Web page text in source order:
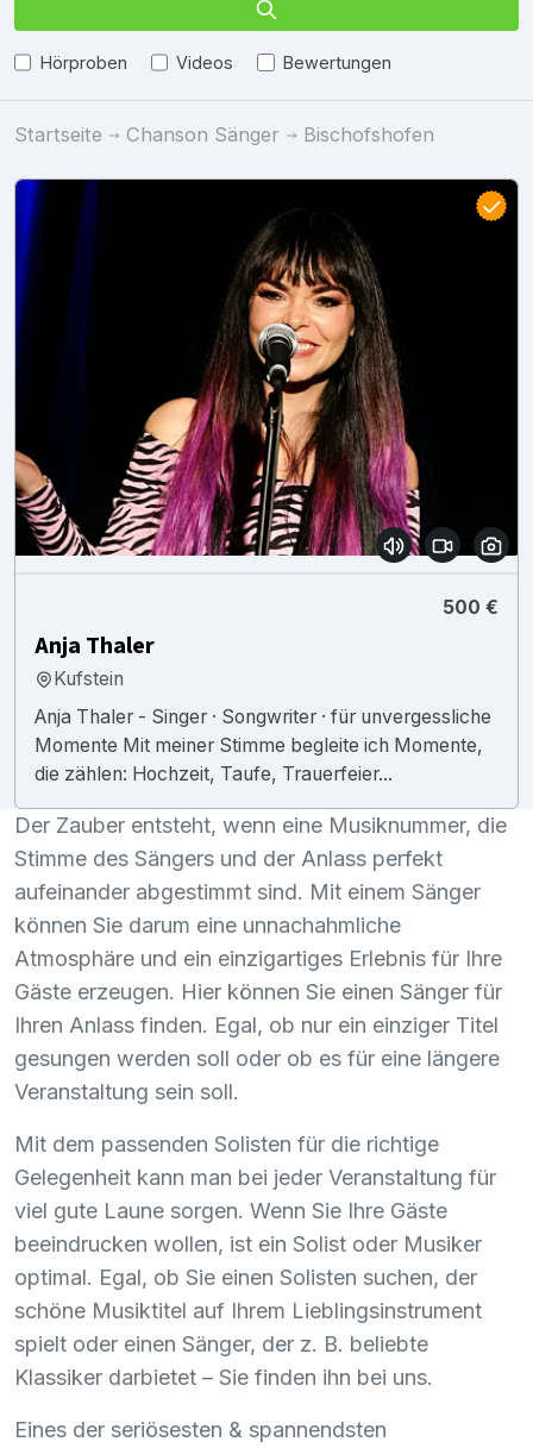
Hörproben Videos Bewertungen
Startseite Chanson Sänger Bischofshofen
500 €
Anja Thaler
Kufstein
Anja Thaler - Singer · Songwriter · für unvergessliche
Momente Mit meiner Stimme begleite ich Momente,
die zählen: Hochzeit, Taufe, Trauerfeier...
Der Zauber entsteht, wenn eine Musiknummer, die
Stimme des Sängers und der Anlass perfekt
aufeinander abgestimmt sind. Mit einem Sänger
können Sie darum eine unnachahmliche
Atmosphäre und ein einzigartiges Erlebnis für Ihre
Gäste erzeugen. Hier können Sie einen Sänger für
Ihren Anlass finden. Egal, ob nur ein einziger Titel
gesungen werden soll oder ob es für eine längere
Veranstaltung sein soll.
Mit dem passenden Solisten für die richtige
Gelegenheit kann man bei jeder Veranstaltung für
viel gute Laune sorgen. Wenn Sie Ihre Gäste
beeindrucken wollen, ist ein Solist oder Musiker
optimal. Egal, ob Sie einen Solisten suchen, der
schöne Musiktitel auf Ihrem Lieblingsinstrument
spielt oder einen Sänger, der z. B. beliebte
Klassiker darbietet – Sie finden ihn bei uns.
Eines der seriösesten & spannendsten